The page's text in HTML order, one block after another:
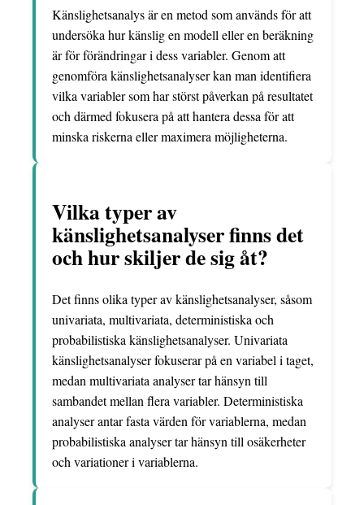
Känslighetsanalys är en metod som används för att
undersöka hur känslig en modell eller en beräkning
är för förändringar i dess variabler. Genom att
genomföra känslighetsanalyser kan man identifiera
vilka variabler som har störst påverkan på resultatet
och därmed fokusera på att hantera dessa för att
minska riskerna eller maximera möjligheterna.
Vilka typer av
känslighetsanalyser finns det
och hur skiljer de sig åt?
Det finns olika typer av känslighetsanalyser, såsom
univariata, multivariata, deterministiska och
probabilistiska känslighetsanalyser. Univariata
känslighetsanalyser fokuserar på en variabel i taget,
medan multivariata analyser tar hänsyn till
sambandet mellan flera variabler. Deterministiska
analyser antar fasta värden för variablerna, medan
probabilistiska analyser tar hänsyn till osäkerheter
och variationer i variablerna.